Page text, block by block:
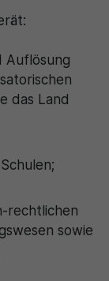
Auflösung
das Land
rechtlichen
sowie